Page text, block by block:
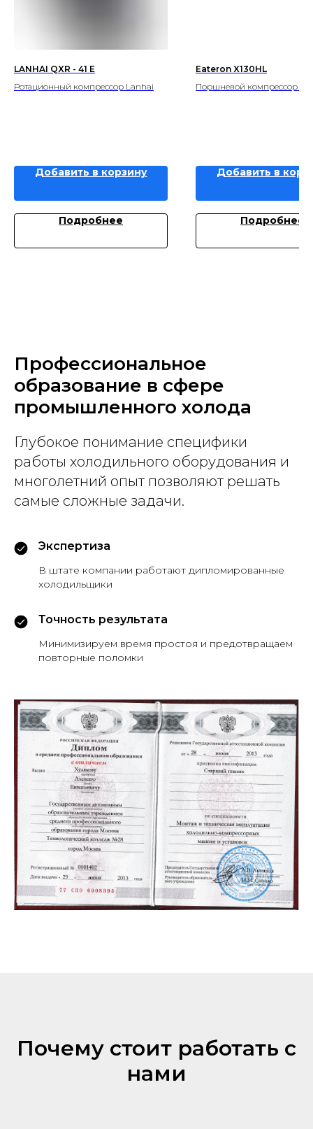
LANHAI QXR - 41 E
Ротационный компрессор Lanhai
Добавить в корзину
Подробнее
Eateron X130HL
Поршневой компрессор
Добавить в
Подробнее
Профессиональное
образование в сфере
промышленного холода
Глубокое понимание специфики
работы холодильного оборудования и
многолетний опыт позволяют решать
самые сложные задачи.
Экспертиза
В штате компании работают дипломированные
холодильщики
Точность результата
Минимизируем время простоя и предотвращаем
повторные поломки
Почему стоит работать с
нами